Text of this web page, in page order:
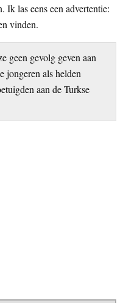
Ik las eens een advertentie:
vinden.
geen gevolg geven aan
jongeren als helden
aan de Turkse